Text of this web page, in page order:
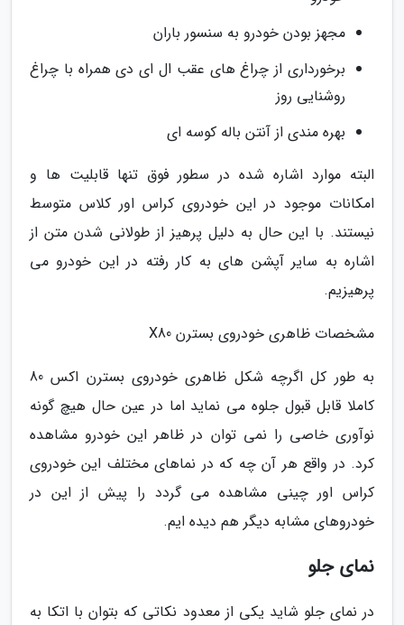
مجهز بودن خودرو به سنسور باران
برخورداری از چراغ های عقب ال ای دی همراه با چراغ
روشنایی روز
بهره مندی از آنتن باله کوسه ای
البته موارد اشاره شده در سطور فوق تنها قابلیت ها و
امکانات موجود در این خودروی کراس اور کلاس متوسط
نیستند. با این حال به دلیل پرهیز از طولانی شدن متن از
اشاره به سایر آپشن های به کار رفته در این خودرو می
پرهیزیم.
مشخصات ظاهری خودروی بسترن X80
به طور کل اگرچه شکل ظاهری خودروی بسترن اکس 80
کاملا قابل قبول جلوه می نماید اما در عین حال هیچ گونه
نوآوری خاصی را نمی توان در ظاهر این خودرو مشاهده
کرد. در واقع هر آن چه که در نماهای مختلف این خودروی
کراس اور چینی مشاهده می گردد را پیش از این در
خودروهای مشابه دیگر هم دیده ایم.
نمای جلو
در نمای جلو شاید یکی از معدود نکاتی که بتوان با اتکا به